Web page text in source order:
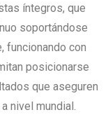
íntegros, que
soportándose
funcionando con
posicionarse
que aseguren
nivel mundial.